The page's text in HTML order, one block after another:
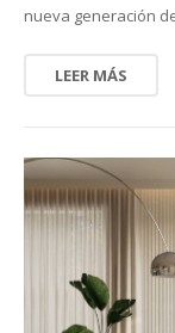
nueva generación
LEER MÁS